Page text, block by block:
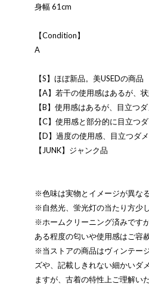
身幅 61cm
【Condition】
A
【S】ほぼ新品。美USEDの商品
【A】若干の使用感はあるが、
【B】使用感はあるが、目立つ
【C】使用感と部分的に目立つ
【D】過度の使用感、目立つダ
【JUNK】ジャンク品
※色味は実物とイメージが異な
※自然光、蛍光灯の当たり方少
※ホームクリーニング済みです
ある程度の匂いや使用感はご容
※当ストアの商品はヴィンテー
ズや、記載しきれない細かいダ
ますが、古着の特性上ご理解い